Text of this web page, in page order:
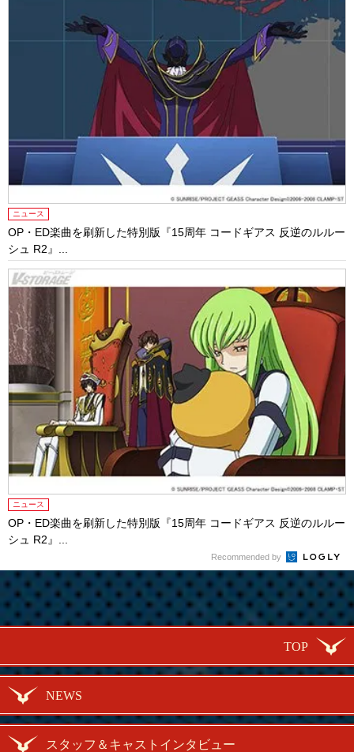
ニュース
OP・ED楽曲を刷新した特別版『15周年 コードギアス 反逆のルルー
シュ R2』...
ニュース
OP・ED楽曲を刷新した特別版『15周年 コードギアス 反逆のルルー
シュ R2』...
Recommended by
TOP
NEWS
スタッフ＆キャストインタビュー